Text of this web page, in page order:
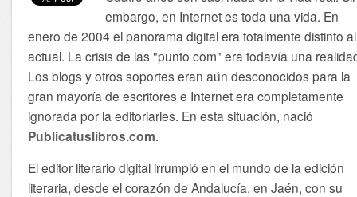
embargo, en Internet es toda una vida. En
enero de 2004 el panorama digital era totalmente distinto al
actual. La crisis de las "punto com" era todavía una
Los blogs y otros soportes eran aún desconocidos para la
gran mayoría de escritores e Internet era completamente
ignorada por la editoriarles. En esta situación, nació
Publicatuslibros.com.
El editor literario digital irrumpió en el mundo de la edición
literaria, desde el corazón de Andalucía, en Jaén, con su